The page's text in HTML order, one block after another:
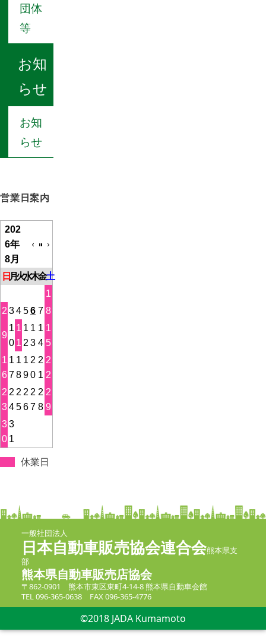
団体
等
お知
らせ
お知
らせ
営業日案内
202
6年
8月
日月火水木金土
1
2 3456 7 8
9
1
0
1
1
1
2
1
3
1
4
1
5
1
6
1
7
1
8
1
9
2
0
2
1
2
2
2
3
2
4
2
5
2
6
2
7
2
8
2
9
3
0
3
1
休業日
一般社団法人
日本自動車販売協会連合会熊本県支
部
熊本県自動車販売店協会
〒862-0901 熊本市東区東町4-14-8 熊本県自動車会館
TEL 096-365-0638 FAX 096-365-4776
©2018 JADA Kumamoto